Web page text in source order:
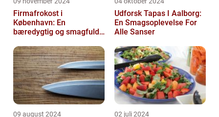
Firmafrokost i
København: En
bæredygtig og smagfuld
Udforsk Tapas I Aalborg:
En Smagsoplevelse For
Alle Sanser
09 august 2024 02 juli 2024